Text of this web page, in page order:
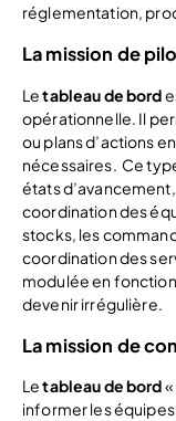
réglementation,
La mission de
Letableau de bord
opérationnelle. Il
ou plans d’actions
nécessaires. Ce
états d’avancement,
coordination des
stocks, les
coordination des
modulée en
devenir irrégulière.
La mission de
Letableau de bord
informer les